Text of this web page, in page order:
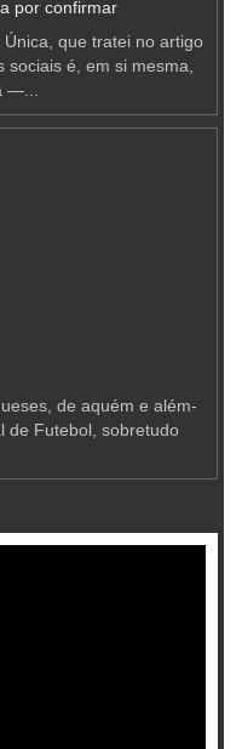
por confirmar
que tratei no artigo
sociais é, em si mesma,
—...
de aquém e além-
de Futebol, sobretudo